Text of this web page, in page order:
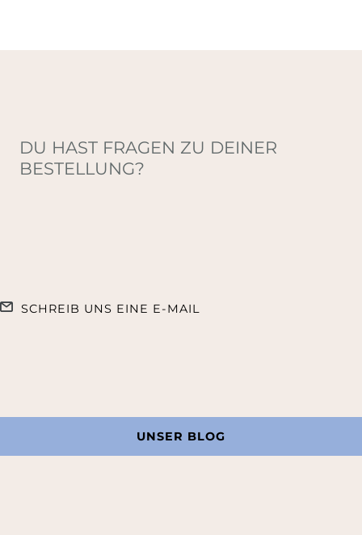
DU HAST FRAGEN ZU DEINER
BESTELLUNG?
SCHREIB UNS EINE E-MAIL
UNSER BLOG